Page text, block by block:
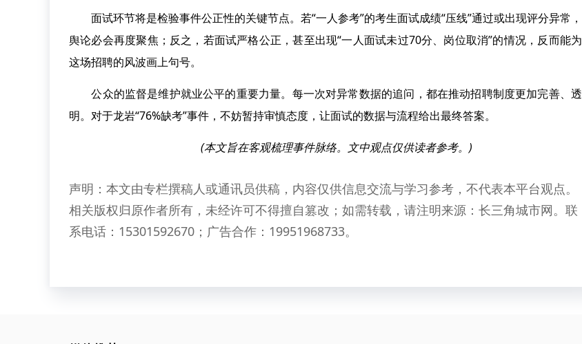
面试环节将是检验事件公正性的关键节点。若“一人参考”的考生面试成绩“压线”通过或出现评分异常，
舆论必会再度聚焦；反之，若面试严格公正，甚至出现“一人面试未过70分、岗位取消”的情况，反而能为
这场招聘的风波画上句号。
公众的监督是维护就业公平的重要力量。每一次对异常数据的追问，都在推动招聘制度更加完善、透
明。对于龙岩“76%缺考”事件，不妨暂持审慎态度，让面试的数据与流程给出最终答案。
(本文旨在客观梳理事件脉络。文中观点仅供读者参考。)
声明：本文由专栏撰稿人或通讯员供稿，内容仅供信息交流与学习参考，不代表本平台观点。
相关版权归原作者所有，未经许可不得擅自篡改；如需转载，请注明来源：长三角城市网。联
系电话：15301592670；广告合作：19951968733。